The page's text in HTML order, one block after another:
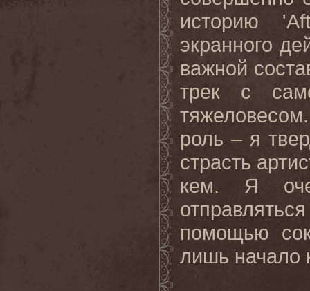
историю '
экранного
важной
трек с
роль – я
страсть
кем. Я
помощью
лишь начало